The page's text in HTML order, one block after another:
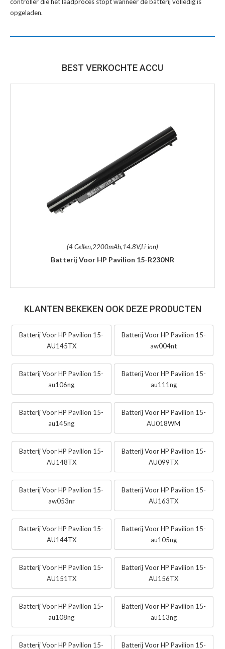
controller die het laadproces stopt wanneer de batterij volledig is
opgeladen.
BEST VERKOCHTE ACCU
(4 Cellen,2200mAh,14.8V,Li-ion)
Batterij Voor HP Pavilion 15-R230NR
KLANTEN BEKEKEN OOK DEZE PRODUCTEN
Batterij Voor HP Pavilion 15-
AU145TX
Batterij Voor HP Pavilion 15-
aw004nt
Batterij Voor HP Pavilion 15-
au106ng
Batterij Voor HP Pavilion 15-
au111ng
Batterij Voor HP Pavilion 15-
au145ng
Batterij Voor HP Pavilion 15-
AU018WM
Batterij Voor HP Pavilion 15-
AU148TX
Batterij Voor HP Pavilion 15-
AU099TX
Batterij Voor HP Pavilion 15-
aw053nr
Batterij Voor HP Pavilion 15-
AU163TX
Batterij Voor HP Pavilion 15-
AU144TX
Batterij Voor HP Pavilion 15-
au105ng
Batterij Voor HP Pavilion 15-
AU151TX
Batterij Voor HP Pavilion 15-
AU156TX
Batterij Voor HP Pavilion 15-
au108ng
Batterij Voor HP Pavilion 15-
au113ng
Batterij Voor HP Pavilion 15-
Batterij Voor HP Pavilion 15-